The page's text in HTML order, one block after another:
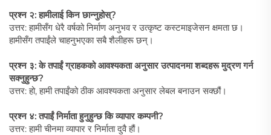
प्रश्न २: हामीलाई किन छान्नुहोस्?
उत्तर: हामीसँग धेरै वर्षको निर्माण अनुभव र उत्कृष्ट कस्टमाइजेसन क्षमता छ।
हामीसँग तपाईंले चाहनुभएका सबै शैलीहरू छन्।
प्रश्न ३: के तपाईं ग्राहकको आवश्यकता अनुसार उत्पादनमा शब्दहरू मुद्रण गर्न
सक्नुहुन्छ?
उत्तर: हो, हामी तपाईंको ठीक आवश्यकता अनुसार लेबल बनाउन सक्छौं।
प्रश्न ४: तपाईं निर्माता हुनुहुन्छ कि व्यापार कम्पनी?
उत्तर: हामी चीनमा व्यापार र निर्माता दुवै हौं।